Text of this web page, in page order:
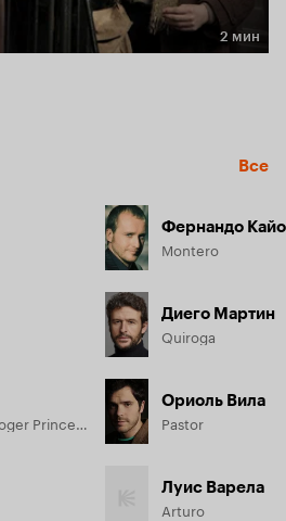
2 мин
Все
Фернандо Кайо
Montero
Диего Мартин
Quiroga
Ориоль Вила
Pastor
Луис Варела
Arturo